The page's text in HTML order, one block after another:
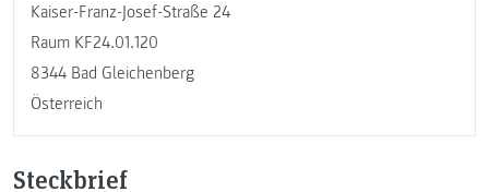
Kaiser-Franz-Josef-Straße 24
Raum KF24.01.120
8344 Bad Gleichenberg
Österreich
Steckbrief